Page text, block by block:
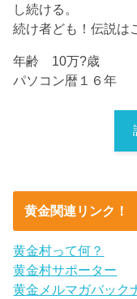
し続ける。
続け者ども！伝説は
年齢 10万?歳
パソコン暦１６年
黄金関連リンク！
黄金村って何？
黄金村サポーター
黄金メルマガバック